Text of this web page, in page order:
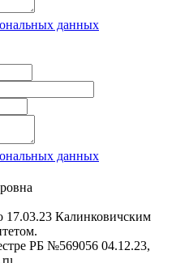
данных
данных
17.03.23 Калинковичским
РБ №569056 04.12.23,